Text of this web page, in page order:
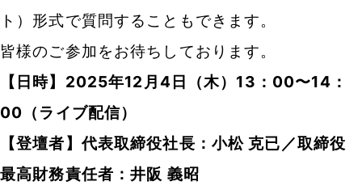
ト）形式で質問することもできます。
皆様のご参加をお待ちしております。
【日時】2025年12月4日（木）13：00〜14：
00（ライブ配信）
【登壇者】代表取締役社長：小松 克已／取締役
最高財務責任者：井阪 義昭